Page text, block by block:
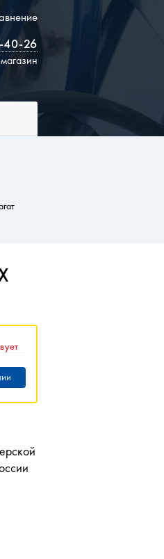
40-26